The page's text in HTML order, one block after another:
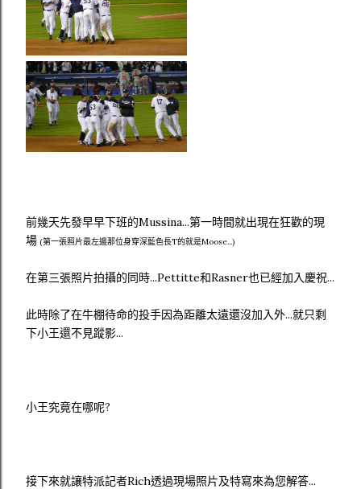
前幾天先發早早下班的Mussina...第一時間就出現在狂歡的現
場 (第一張照片最左邊那位身穿深藍色長T的就是Moose...)
在第三張照片拍攝的同時...Pettitte和Rasner也已經加入慶祝...
此時除了在牛棚待命的投手因為距離太遠還沒加入外...就只剩
下小王還不見蹤影...
小王究竟在哪呢?
接下來就讓特派記者Rich透過現場照片及特寫來為您解答...